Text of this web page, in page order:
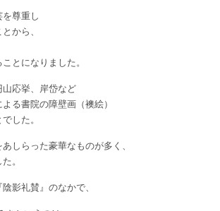
尊重し
から、
とになりました。
応挙、岸岱など
る書院の障壁画（襖絵）
した。
しらった豪華なものが多く、
。
影礼賛』のなかで、